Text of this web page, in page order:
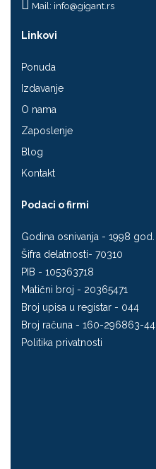
Mail: info@gigant.rs
Linkovi
Ponuda
Izdavanje
O nama
Zaposlenje
Blog
Kontakt
Podaci o firmi
Godina osnivanja - 1998 god.
Šifra delatnosti- 70310
PIB - 105363718
Matični broj - 20365471
Broj upisa u registar - 044
Broj računa - 160-296863-44
Politika privatnosti